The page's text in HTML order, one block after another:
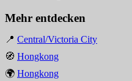
Mehr entdecken
📍 Central/Victoria City
🧭 Hongkong
🌍 Hongkong